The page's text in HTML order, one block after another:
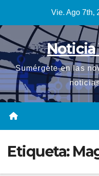
contenido
Vie. Ago 7th,
Noticia
Sumérgete en las
Etiqueta: